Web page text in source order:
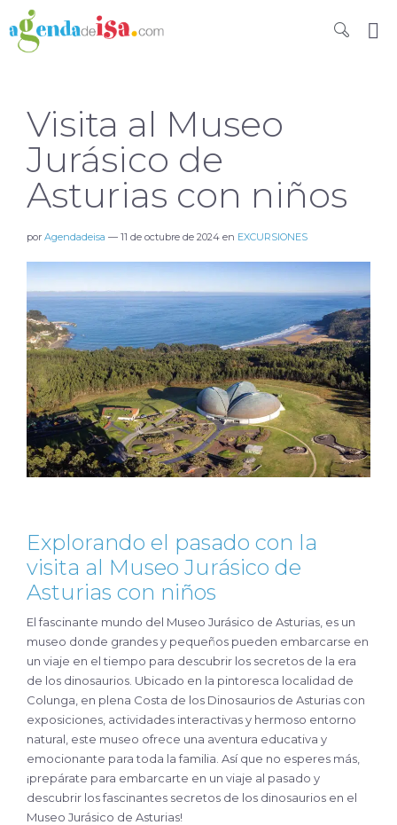
Visita al Museo
Jurásico de
Asturias con niños
por Agendadeisa — 11 de octubre de 2024 en EXCURSIONES
Explorando el pasado con la
visita al Museo Jurásico de
Asturias con niños
El fascinante mundo del Museo Jurásico de Asturias, es un
museo donde grandes y pequeños pueden embarcarse en
un viaje en el tiempo para descubrir los secretos de la era
de los dinosaurios. Ubicado en la pintoresca localidad de
Colunga, en plena Costa de los Dinosaurios de Asturias con
exposiciones, actividades interactivas y hermoso entorno
natural, este museo ofrece una aventura educativa y
emocionante para toda la familia. Así que no esperes más,
¡prepárate para embarcarte en un viaje al pasado y
descubrir los fascinantes secretos de los dinosaurios en el
Museo Jurásico de Asturias!